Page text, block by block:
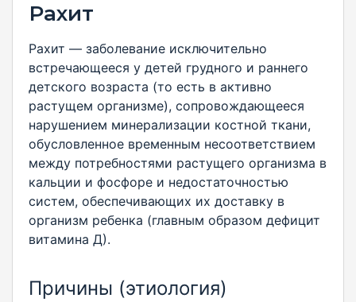
Рахит
Рахит — заболевание исключительно
встречающееся у детей грудного и раннего
детского возраста (то есть в активно
растущем организме), сопровождающееся
нарушением минерализации костной ткани,
обусловленное временным несоответствием
между потребностями растущего организма в
кальции и фосфоре и недостаточностью
систем, обеспечивающих их доставку в
организм ребенка (главным образом дефицит
витамина Д).
Причины (этиология)